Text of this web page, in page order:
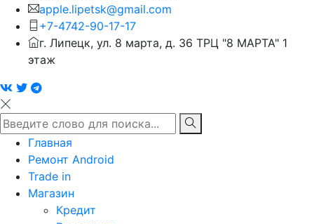
apple.lipetsk@gmail.com
+7-4742-90-17-17
г. Липецк, ул. 8 марта, д. 36 ТРЦ "8 МАРТА" 1
этаж
Главная
Ремонт Android
Trade in
Магазин
Кредит